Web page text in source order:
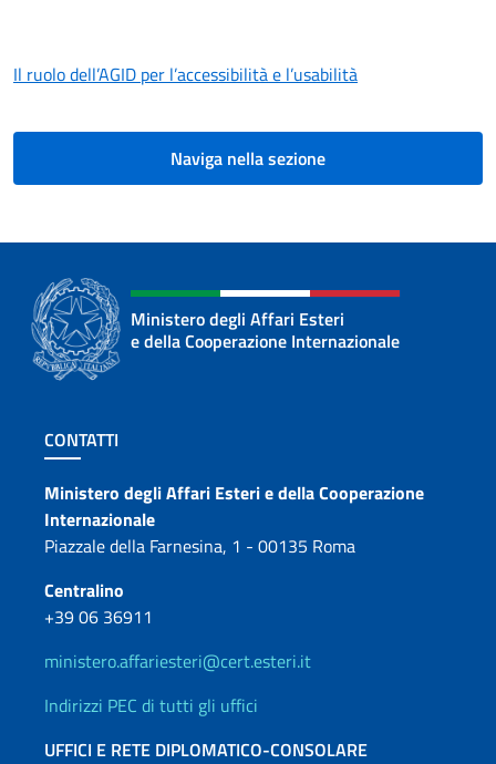
Il ruolo dell’AGID per l’accessibilità e l’usabilità
Naviga nella sezione
Ministero degli Affari Esteri
e della Cooperazione Internazionale
Sezione footer
CONTATTI
Contatti
Ministero degli Affari Esteri e della Cooperazione
Internazionale
Piazzale della Farnesina, 1 - 00135 Roma
Centralino
+39 06 36911
ministero.affariesteri@cert.esteri.it
Indirizzi PEC di tutti gli uffici
UFFICI E RETE DIPLOMATICO-CONSOLARE